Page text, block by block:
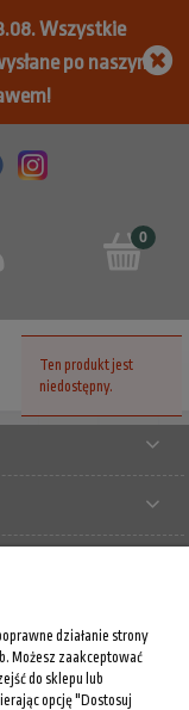
Wszystkie
po naszym
Ten produkt jest
niedostępny.
działanie strony
Możesz zaakceptować
do sklepu lub
opcję "Dostosuj